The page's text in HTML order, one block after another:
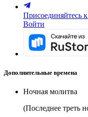
Присоединяйтесь
Войти
Дополнительные времена
Ночная молитва
(Последнее треть